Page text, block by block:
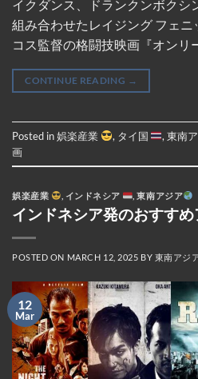
イクダンス、ドランクンボクシ
組み合わせたレイジング フェニ
コス監督の格闘技映画『オンリ
CONTINUE READING →
Posted in娯楽産業 , タイ国 ,東南
画
娯楽産業 インドネシア ,東南アジア
インドネシア発のおすすめ
POSTED ON MARCH 12, 2025 BY 東南アジ
12
Mar